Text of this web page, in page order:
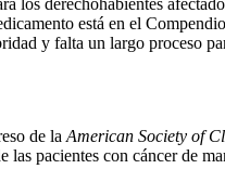
está en el
y falta un largo proceso
de la American Society of
pacientes con cáncer de